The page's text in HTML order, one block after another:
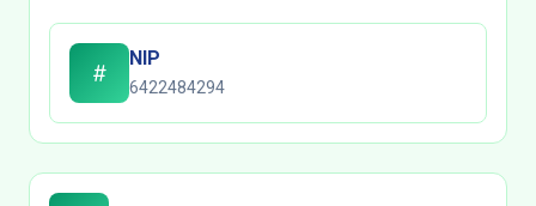
NIP
6422484294